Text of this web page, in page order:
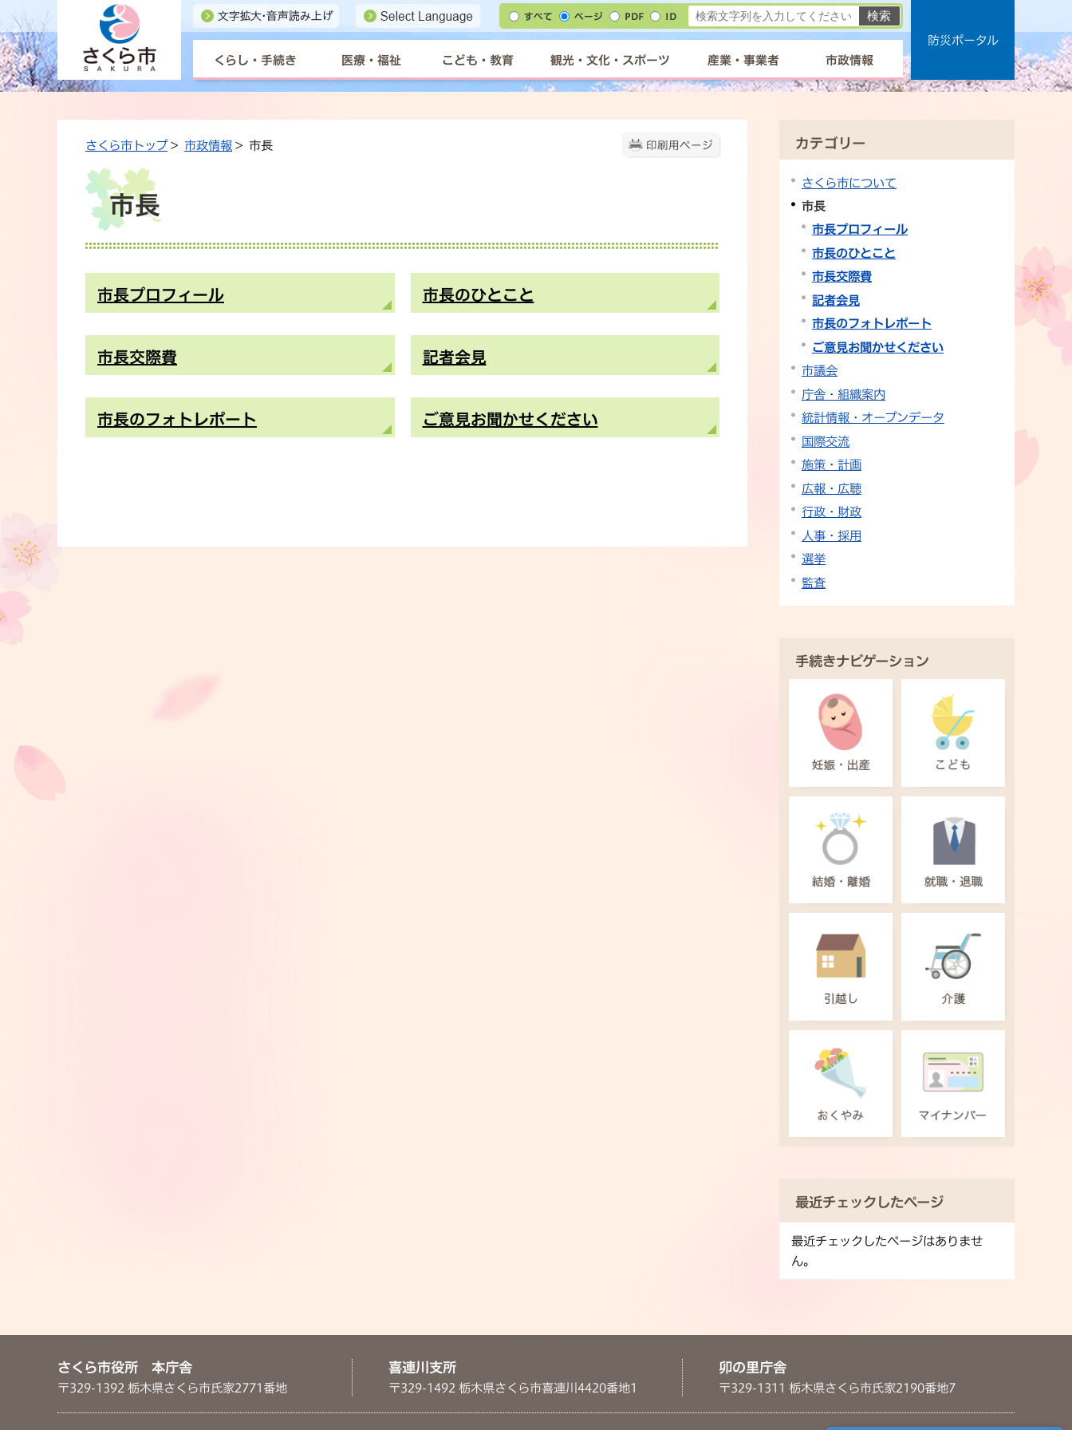
すべて ページ PDF ID
くらし・手続き 医療・福祉 こども・教育 観光・文化・スポーツ 産業・事業者 市政情報
防災ポータル
印刷用ページ
さくら市トップ> 市政情報 > 市長
市長
市長プロフィール 市長のひとこと
市長交際費 記者会見
市長のフォトレポート ご意見お聞かせください
カテゴリー
さくら市について
市長
市長プロフィール
市長のひとこと
市長交際費
記者会見
市長のフォトレポート
ご意見お聞かせください
市議会
庁舎・組織案内
統計情報・オープンデータ
国際交流
施策・計画
広報・広聴
行政・財政
人事・採用
選挙
監査
手続きナビゲーション
最近チェックしたページ
最近チェックしたページはありませ
ん。
さくら市役所 本庁舎
〒329-1392 栃木県さくら市氏家2771番地
喜連川支所
〒329-1492 栃木県さくら市喜連川4420番地1
卯の里庁舎
〒329-1311 栃木県さくら市氏家2190番地7